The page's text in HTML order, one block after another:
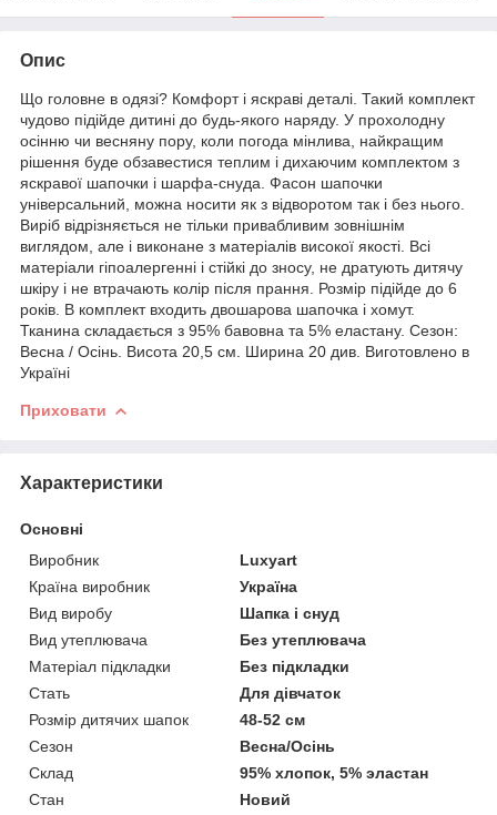
Опис
Що головне в одязі? Комфорт і яскраві деталі. Такий комплект
чудово підійде дитині до будь-якого наряду. У прохолодну
осінню чи весняну пору, коли погода мінлива, найкращим
рішення буде обзавестися теплим і дихаючим комплектом з
яскравої шапочки і шарфа-снуда. Фасон шапочки
універсальний, можна носити як з відворотом так і без нього.
Виріб відрізняється не тільки привабливим зовнішнім
виглядом, але і виконане з матеріалів високої якості. Всі
матеріали гіпоалергенні і стійкі до зносу, не дратують дитячу
шкіру і не втрачають колір після прання. Розмір підійде до 6
років. В комплект входить двошарова шапочка і хомут.
Тканина складається з 95% бавовна та 5% еластану. Сезон:
Весна / Осінь. Висота 20,5 см. Ширина 20 див. Виготовлено в
Україні
Приховати
Характеристики
Основні
Виробник
Luxyart
Країна виробник
Україна
Вид виробу
Шапка і снуд
Вид утеплювача
Без утеплювача
Матеріал підкладки
Без підкладки
Стать
Для дівчаток
Розмір дитячих шапок
48-52 см
Сезон
Весна/Осінь
Склад
95% хлопок, 5% эластан
Стан
Новий